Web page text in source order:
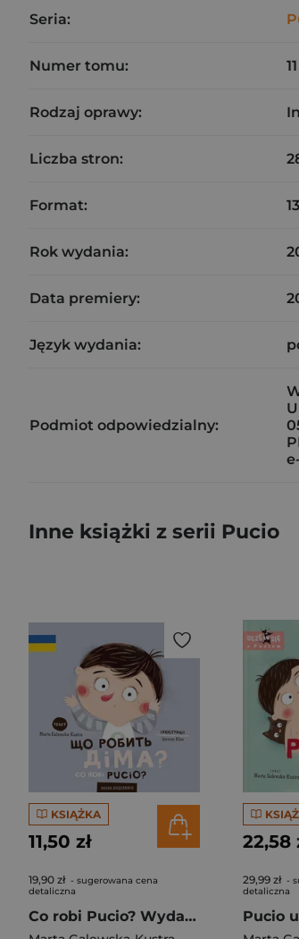
Seria:
Numer tomu: 11
Rodzaj oprawy:
Liczba stron:
Format:
Rok wydania:
Data premiery:
Język wydania:
Podmiot odpowiedzialny:
Inne książki z serii Pucio
KSIĄŻKA
11,50 zł
19,90 zł - sugerowana cena
detaliczna
Co robi Pucio? Wydanie polsko-ukraińskie Що робить Діма?
22,58
29,99 zł -
detaliczna
Pucio